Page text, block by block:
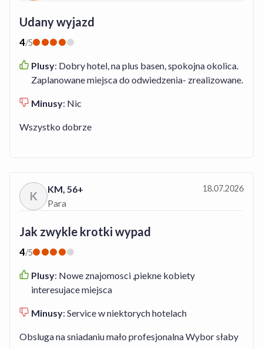
Udany wyjazd
4/5
Plusy: Dobry hotel, na plus basen, spokojna okolica.
Zaplanowane miejsca do odwiedzenia- zrealizowane.
Minusy: Nic
Wszystko dobrze
K
KM, 56+
Para
Jak zwykle krotki wypad
4/5
Plusy: Nowe znajomosci ,piekne kobiety
interesujace miejsca
Minusy: Service w niektorych hotelach
Obsluga na sniadaniu mało profesjonalna Wybor słaby
18.07.2026